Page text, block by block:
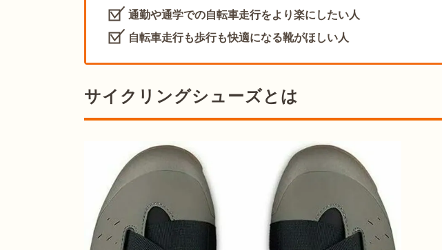
通勤や通学での自転車走行をより楽にしたい人
自転車走行も歩行も快適になる靴がほしい人
サイクリングシューズとは